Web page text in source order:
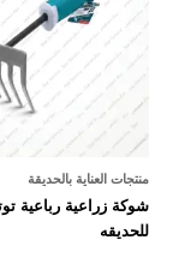
منتجات العناية بالحديقة
للحديقه